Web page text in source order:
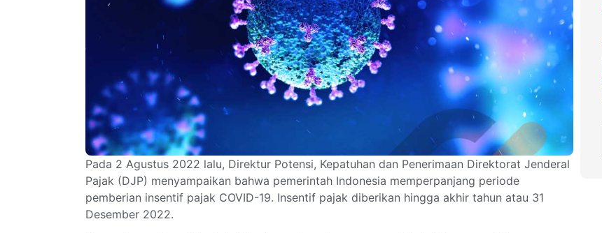
Pada 2 Agustus 2022 lalu, Direktur Potensi, Kepatuhan dan Penerimaan Direktorat Jenderal
Pajak (DJP) menyampaikan bahwa pemerintah Indonesia memperpanjang periode
pemberian insentif pajak COVID-19. Insentif pajak diberikan hingga akhir tahun atau 31
Desember 2022.